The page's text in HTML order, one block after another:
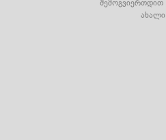
შემოგვიერთდით
ახალი